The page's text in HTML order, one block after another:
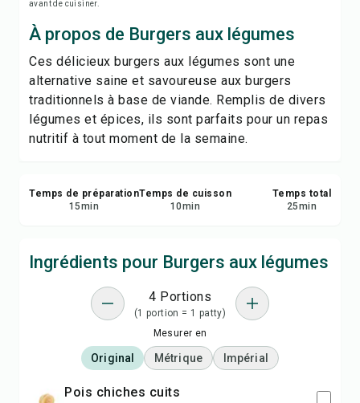
avant de cuisiner.
À propos de Burgers aux légumes
Ces délicieux burgers aux légumes sont une
alternative saine et savoureuse aux burgers
traditionnels à base de viande. Remplis de divers
légumes et épices, ils sont parfaits pour un repas
nutritif à tout moment de la semaine.
Temps de préparation
15min
Temps de cuisson
10min
Temps total
25min
Ingrédients pour Burgers aux légumes
4 Portions
(1 portion = 1 patty)
Mesurer en
Original Métrique Impérial
pois chiches cuits